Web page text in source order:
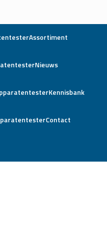
Assortiment
Nieuws
Kennisbank
Contact